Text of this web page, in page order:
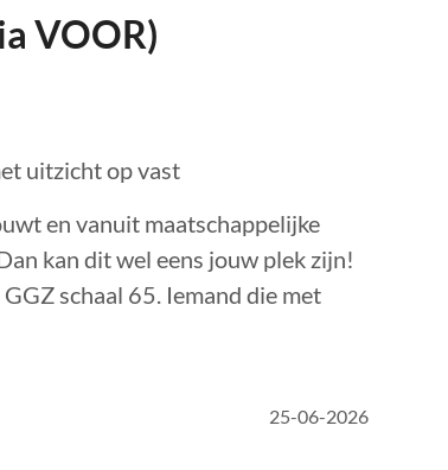
VOOR)
uitzicht op vast
en vanuit maatschappelijke
kan dit wel eens jouw plek zijn!
schaal 65. Iemand die met
25-06-2026